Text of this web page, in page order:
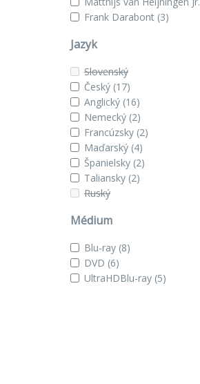
Frank Darabont (3)
Jazyk
Slovenský
Český (17)
Anglický (16)
Nemecký (2)
Francúzsky (2)
Maďarský (4)
Španielsky (2)
Taliansky (2)
Ruský
Médium
Blu-ray (8)
DVD (6)
UltraHDBlu-ray (5)